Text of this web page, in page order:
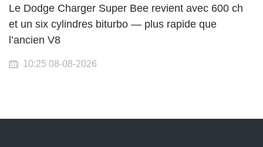
Le Dodge Charger Super Bee revient avec 600 ch
et un six cylindres biturbo — plus rapide que
l’ancien V8
10:25 08-08-2026